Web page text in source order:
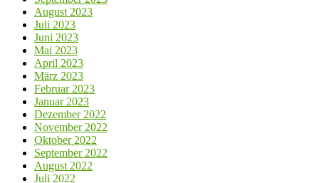
August 2023
Juli 2023
Juni 2023
Mai 2023
April 2023
März 2023
Februar 2023
Januar 2023
Dezember 2022
November 2022
Oktober 2022
September 2022
August 2022
Juli 2022